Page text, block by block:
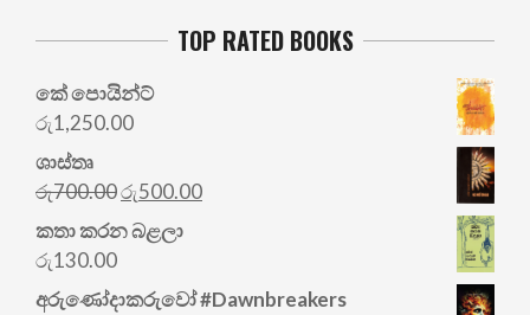
TOP RATED BOOKS
කේ පොයින්ට්
රු1,250.00
ශාස්තෘ
රු700.00Original
price
was:
රු500.00Current
කතා කරන බළලා
රු130.00
අරු‍ණෝදාකරුවෝ #Dawnbreakers